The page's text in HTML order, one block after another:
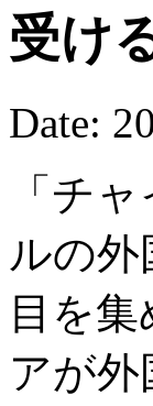
受け
Date:
「チ
ルの
目を
アが